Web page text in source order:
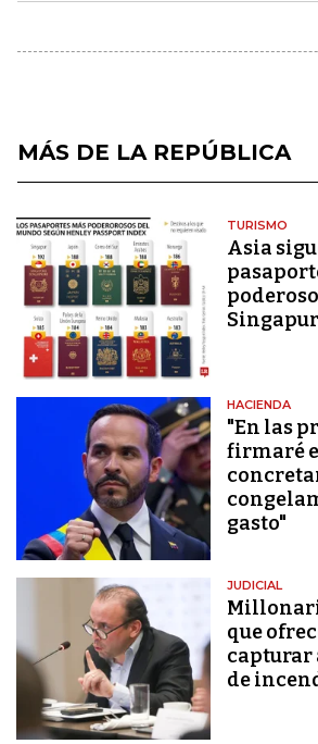
MÁS DE LA REPÚBLICA
TURISMO
Asia
Singapur
HACIENDA
"En las
firmaré
gasto"
JUDICIAL
que
capturar
de